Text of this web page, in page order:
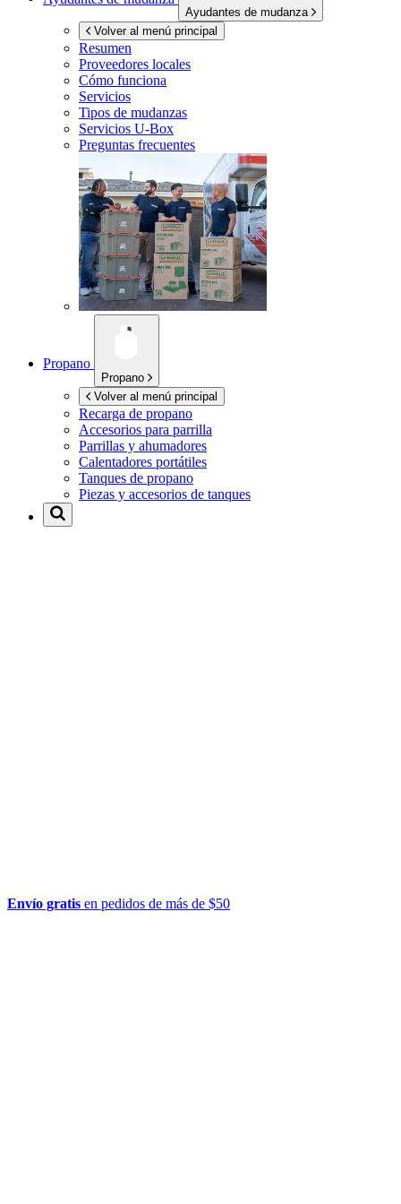
Ayudantes de mudanza
Volver al menú principal
Resumen
Proveedores locales
Cómo funciona
Servicios
Tipos de mudanzas
Servicios U-Box
Preguntas frecuentes
Propano
Propano
Volver al menú principal
Recarga de propano
Accesorios para parrilla
Parrillas y ahumadores
Calentadores portátiles
Tanques de propano
Piezas y accesorios de tanques
Envío gratis en pedidos de más de $50